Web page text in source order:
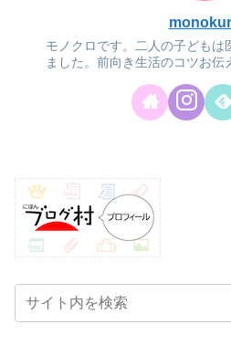
モノクロです。二人の子どもは
ました。前向き生活のコツお伝